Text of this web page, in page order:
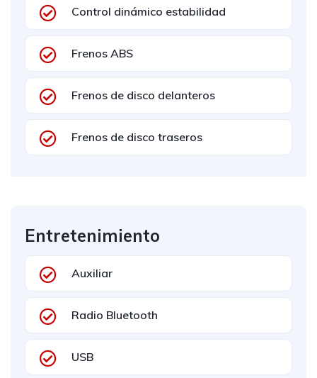
Control dinámico estabilidad
Frenos ABS
Frenos de disco delanteros
Frenos de disco traseros
Entretenimiento
Auxiliar
Radio Bluetooth
USB